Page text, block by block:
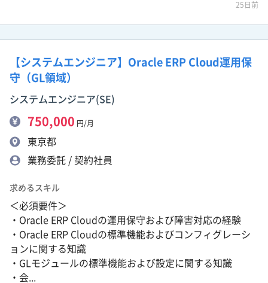
25日前
【システムエンジニア】Oracle ERP Cloud運用保
守（GL領域）
システムエンジニア(SE)
750,000 円/月
東京都
業務委託 / 契約社員
求めるスキル
＜必須要件＞
・Oracle ERP Cloudの運用保守および障害対応の経験
・Oracle ERP Cloudの標準機能およびコンフィグレーシ
ョンに関する知識
・GLモジュールの標準機能および設定に関する知識
・会...